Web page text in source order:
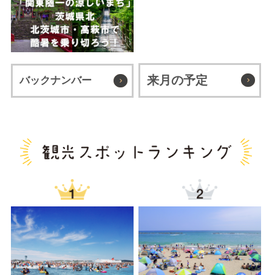
バックナンバー 来月の予定